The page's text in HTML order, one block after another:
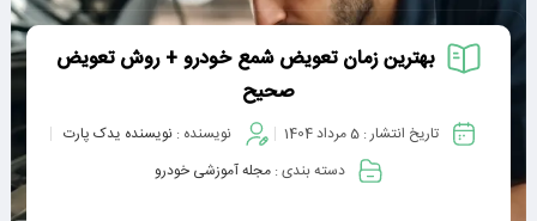
بهترین زمان تعویض شمع خودرو + روش تعویض
صحیح
تاریخ انتشار : 5 مرداد 1404 نویسنده : نویسنده یدک پارت
دسته بندی :مجله آموزشی خودرو